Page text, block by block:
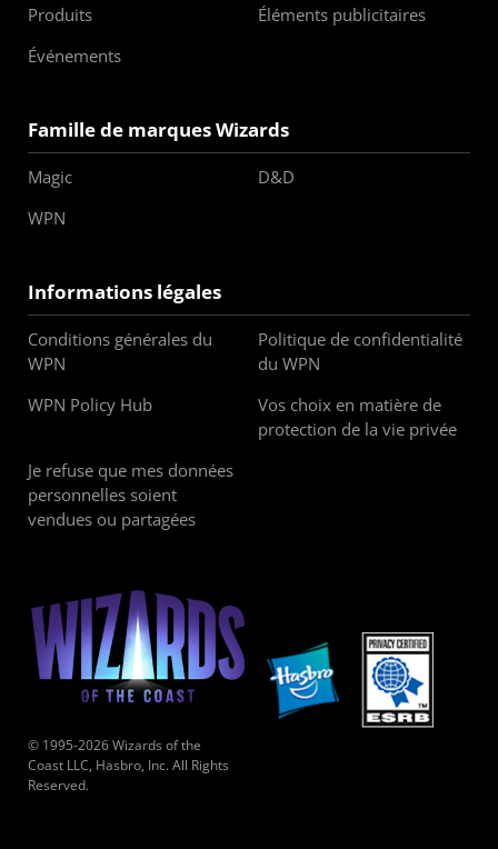
Produits
Éléments publicitaires
Événements
Famille de marques Wizards
Magic
D&D
WPN
Informations légales
Conditions générales du
WPN
Politique de confidentialité
du WPN
WPN Policy Hub
Vos choix en matière de
protection de la vie privée
Je refuse que mes données
personnelles soient
vendues ou partagées
© 1995-2026 Wizards of the
Coast LLC, Hasbro, Inc. All Rights
Reserved.